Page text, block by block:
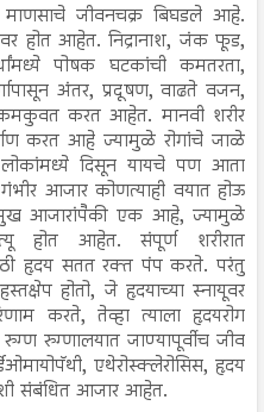
जीवनचक्र बिघडले आहे.
होत आहेत. निद्रानाश, जंक फूड,
पोषक घटकांची कमतरता,
अंतर, प्रदूषण, वाढते वजन,
करत आहेत. मानवी शरीर
करत आहे ज्यामुळे रोगांचे जाळे
दिसून यायचे पण आता
आजार कोणत्याही वयात होऊ
आजारांपैकी एक आहे, ज्यामुळे
होत आहेत. संपूर्ण शरीरात
हृदय सतत रक्त पंप करते. परंतु
होतो, जे हृदयाच्या स्नायूवर
करते, तेव्हा त्याला हृदयरोग
रुग्णालयात जाण्यापूर्वीच जीव
एथेरोस्क्लेरोसिस, हृदय
संबंधित आजार आहेत.